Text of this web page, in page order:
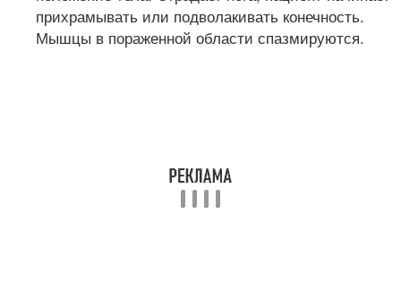
прихрамывать или подволакивать конечность.
Мышцы в пораженной области спазмируются.